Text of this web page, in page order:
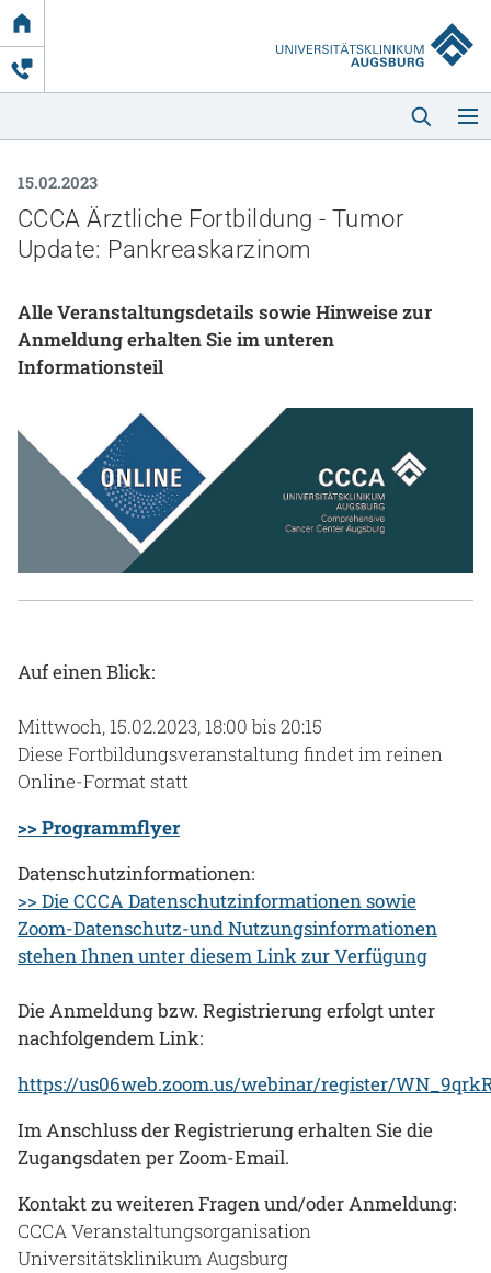
Link
zur
Startseite
Startseite
Patienten & Besucher
Zuweisende
Gesundheit & Medizin
Notaufnahme
15.02.2023
CCCA Ärztliche Fortbildung - Tumor
Update: Pankreaskarzinom
Alle Veranstaltungsdetails sowie Hinweise zur
Anmeldung erhalten Sie im unteren
Informationsteil
Auf einen Blick:
Mittwoch, 15.02.2023, 18:00 bis 20:15
Diese Fortbildungsveranstaltung findet im reinen
Online-Format statt
>> Programmflyer
Datenschutzinformationen:
>> Die CCCA Datenschutzinformationen sowie
Zoom-Datenschutz-und Nutzungsinformationen
stehen Ihnen unter diesem Link zur Verfügung
Die Anmeldung bzw. Registrierung erfolgt unter
nachfolgendem Link:​​​​​​
https://us06web.zoom.us/webinar/register/
Im Anschluss der Registrierung erhalten Sie die
Zugangsdaten per Zoom-Email.
Kontakt zu weiteren Fragen und/oder Anmeldung:
CCCA Veranstaltungsorganisation
Universitätsklinikum Augsburg